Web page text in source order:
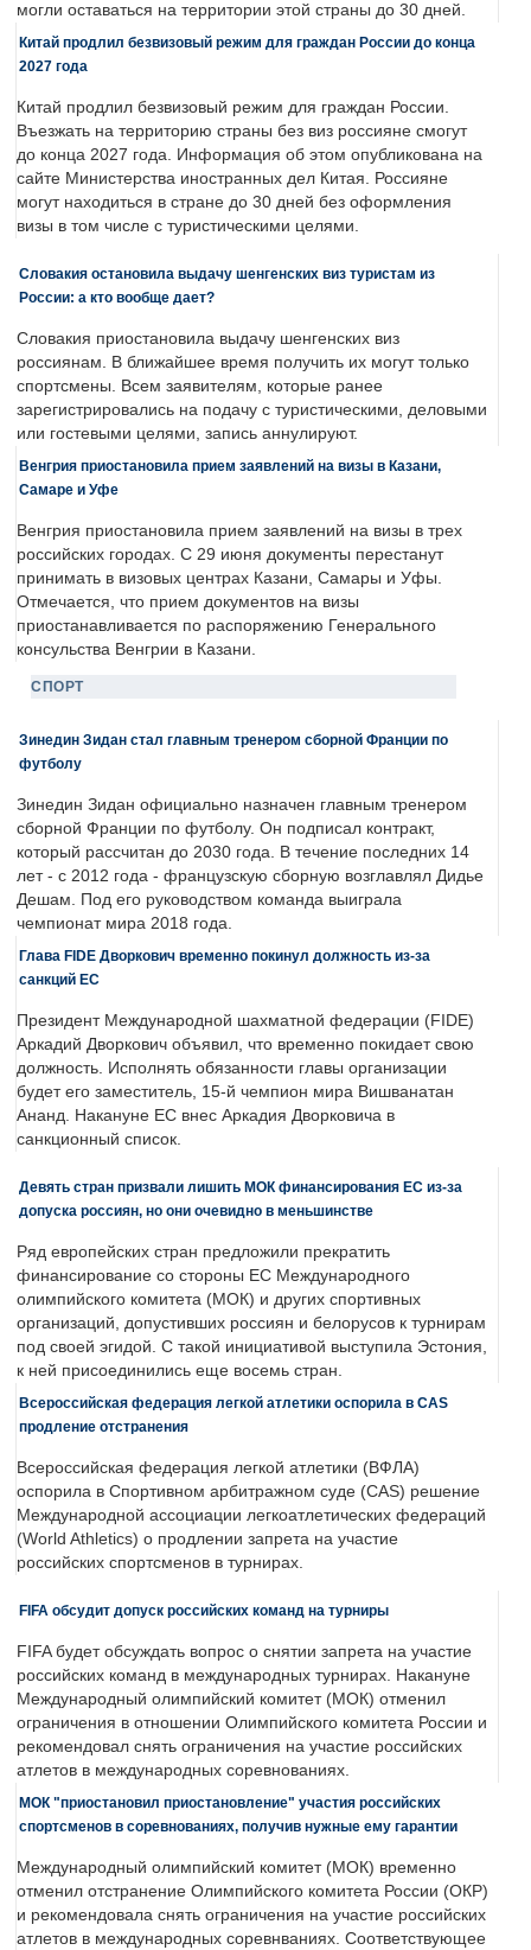
могли оставаться на территории этой страны до 30 дней.
Китай продлил безвизовый режим для граждан России до конца
2027 года
Китай продлил безвизовый режим для граждан России.
Въезжать на территорию страны без виз россияне смогут
до конца 2027 года. Информация об этом опубликована на
сайте Министерства иностранных дел Китая. Россияне
могут находиться в стране до 30 дней без оформления
визы в том числе с туристическими целями.
Словакия остановила выдачу шенгенских виз туристам из
России: а кто вообще дает?
Словакия приостановила выдачу шенгенских виз
россиянам. В ближайшее время получить их могут только
спортсмены. Всем заявителям, которые ранее
зарегистрировались на подачу с туристическими, деловыми
или гостевыми целями, запись аннулируют.
Венгрия приостановила прием заявлений на визы в Казани,
Самаре и Уфе
Венгрия приостановила прием заявлений на визы в трех
российских городах. С 29 июня документы перестанут
принимать в визовых центрах Казани, Самары и Уфы.
Отмечается, что прием документов на визы
приостанавливается по распоряжению Генерального
консульства Венгрии в Казани.
СПОРТ
Зинедин Зидан стал главным тренером сборной Франции по
футболу
Зинедин Зидан официально назначен главным тренером
сборной Франции по футболу. Он подписал контракт,
который рассчитан до 2030 года. В течение последних 14
лет - с 2012 года - французскую сборную возглавлял Дидье
Дешам. Под его руководством команда выиграла
чемпионат мира 2018 года.
Глава FIDE Дворкович временно покинул должность из-за
санкций ЕС
Президент Международной шахматной федерации (FIDE)
Аркадий Дворкович объявил, что временно покидает свою
должность. Исполнять обязанности главы организации
будет его заместитель, 15-й чемпион мира Вишванатан
Ананд. Накануне ЕС внес Аркадия Дворковича в
санкционный список.
Девять стран призвали лишить МОК финансирования ЕС из-за
допуска россиян, но они очевидно в меньшинстве
Ряд европейских стран предложили прекратить
финансирование со стороны ЕС Международного
олимпийского комитета (МОК) и других спортивных
организаций, допустивших россиян и белорусов к турнирам
под своей эгидой. С такой инициативой выступила Эстония,
к ней присоединились еще восемь стран.
Всероссийская федерация легкой атлетики оспорила в CAS
продление отстранения
Всероссийская федерация легкой атлетики (ВФЛА)
оспорила в Спортивном арбитражном суде (CAS) решение
Международной ассоциации легкоатлетических федераций
(World Athletics) о продлении запрета на участие
российских спортсменов в турнирах.
FIFA обсудит допуск российских команд на турниры
FIFA будет обсуждать вопрос о снятии запрета на участие
российских команд в международных турнирах. Накануне
Международный олимпийский комитет (МОК) отменил
ограничения в отношении Олимпийского комитета России и
рекомендовал снять ограничения на участие российских
атлетов в международных соревнованиях.
МОК "приостановил приостановление" участия российских
спортсменов в соревнованиях, получив нужные ему гарантии
Международный олимпийский комитет (МОК) временно
отменил отстранение Олимпийского комитета России (ОКР)
и рекомендовала снять ограничения на участие российских
атлетов в международных соревнваниях. Соответствующее